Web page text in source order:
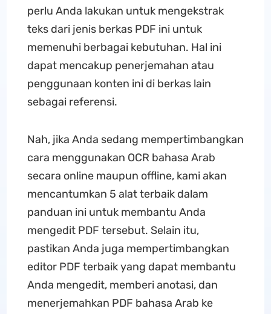
perlu Anda lakukan untuk mengekstrak
teks dari jenis berkas PDF ini untuk
memenuhi berbagai kebutuhan. Hal ini
dapat mencakup penerjemahan atau
penggunaan konten ini di berkas lain
sebagai referensi.
Nah, jika Anda sedang mempertimbangkan
cara menggunakan OCR bahasa Arab
secara online maupun offline, kami akan
mencantumkan 5 alat terbaik dalam
panduan ini untuk membantu Anda
mengedit PDF tersebut. Selain itu,
pastikan Anda juga mempertimbangkan
editor PDF terbaik yang dapat membantu
Anda mengedit, memberi anotasi, dan
menerjemahkan PDF bahasa Arab ke